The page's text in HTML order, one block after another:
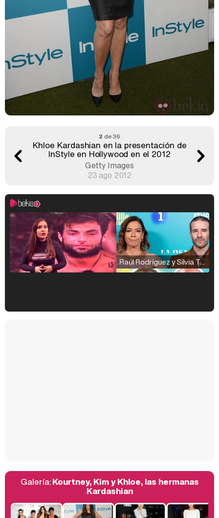
2 de 36
Khloe Kardashian en la presentación de
InStyle en Hollywood en el 2012
Getty Images
23 ago 2012
Raúl Rodríguez y Silvia Taulés nos cuentan su papel en 'La familia de la tele'
Galería:Kourtney, Kim y Khloe, las hermanas
Kardashian